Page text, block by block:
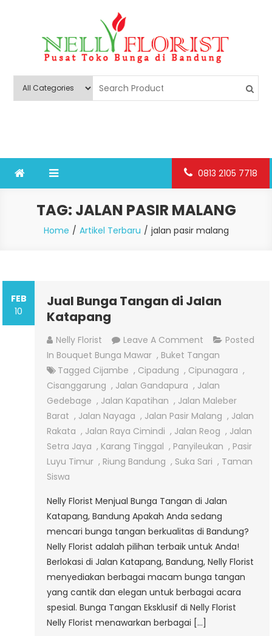
Nelly Florist Bandung
0813 2105 7718
TAG: JALAN PASIR MALANG
Home Artikel Terbaru jalan pasir malang
FEB
10
Jual Bunga Tangan di Jalan
Katapang
Nelly Florist Leave A Comment On
Jual
Bunga
Tangan
Di
Jalan
Katapang
Posted
In Bouquet Bunga Mawar , Buket Tangan
Tagged Cijambe , Cipadung , Cipunagara ,
Cisanggarung , Jalan Gandapura , Jalan
Gedebage , Jalan Kapatihan , Jalan Maleber
Barat , Jalan Nayaga , Jalan Pasir Malang , Jalan
Rakata , Jalan Raya Cimindi , Jalan Reog , Jalan
Setra Jaya , Karang Tinggal , Panyileukan , Pasir
Luyu Timur , Riung Bandung , Suka Sari , Taman
Siswa
Nelly Florist Menjual Bunga Tangan di Jalan
Katapang, Bandung Apakah Anda sedang
mencari bunga tangan berkualitas di Bandung?
Nelly Florist adalah pilihan terbaik untuk Anda!
Berlokasi di Jalan Katapang, Bandung, Nelly Florist
menyediakan berbagai macam bunga tangan
yang cantik dan elegan untuk berbagai acara
spesial. Bunga Tangan Eksklusif di Nelly Florist
Nelly Florist menawarkan berbagai […]